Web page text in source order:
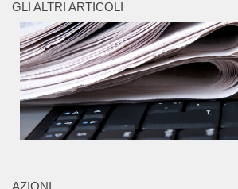
GLI ALTRI ARTICOLI